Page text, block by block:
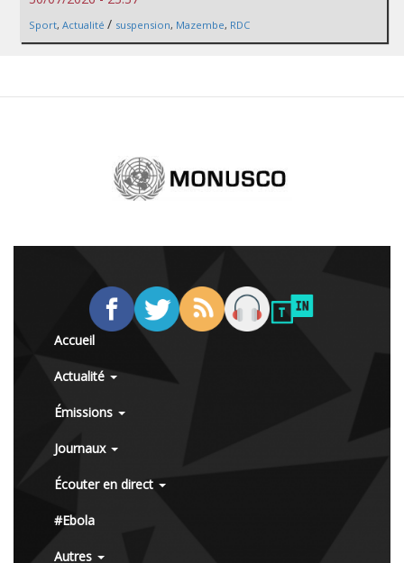
Sport, Actualité / suspension, Mazembe, RDC
Accueil
Actualité
Émissions
Journaux
Écouter en direct
#Ebola
Autres